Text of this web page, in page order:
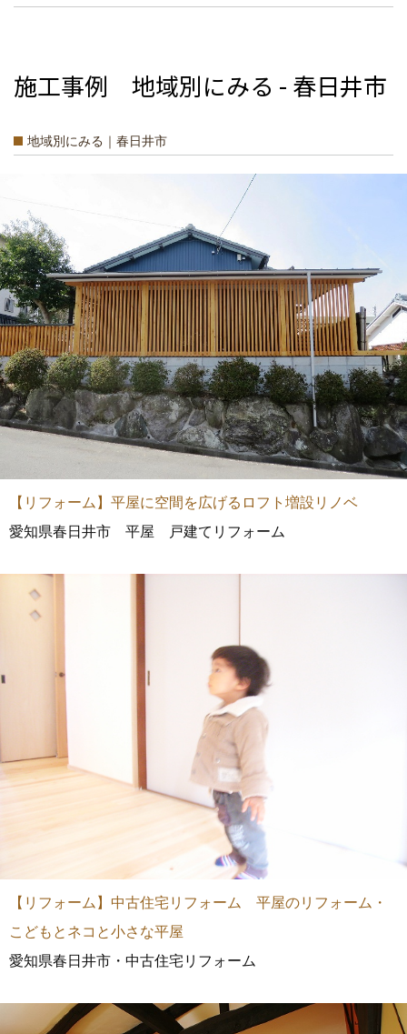
施工事例 地域別にみる - 春日井市
地域別にみる｜春日井市
【リフォーム】平屋に空間を広げるロフト増設リノベ
愛知県春日井市 平屋 戸建てリフォーム
【リフォーム】中古住宅リフォーム 平屋のリフォーム・
こどもとネコと小さな平屋
愛知県春日井市・中古住宅リフォーム